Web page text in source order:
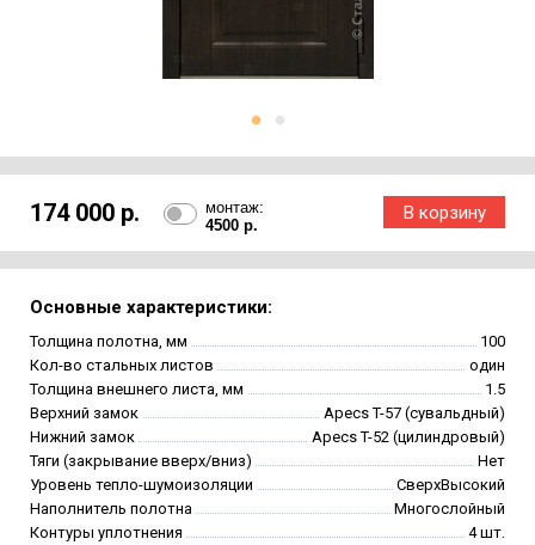
174 000 р.
монтаж:
4500 р.
Основные характеристики:
Толщина полотна, мм
100
Кол-во стальных листов
один
Толщина внешнего листа, мм
1.5
Верхний замок
Apecs T-57 (сувальдный)
Нижний замок
Apecs T-52 (цилиндровый)
Тяги (закрывание вверх/вниз)
Нет
Уровень тепло-шумоизоляции
СверхВысокий
Наполнитель полотна
Многослойный
Контуры уплотнения
4 шт.